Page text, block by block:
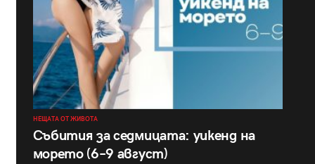
НЕЩАТА ОТ ЖИВОТА
Събития за седмицата: уикенд на
морето (6–9 август)